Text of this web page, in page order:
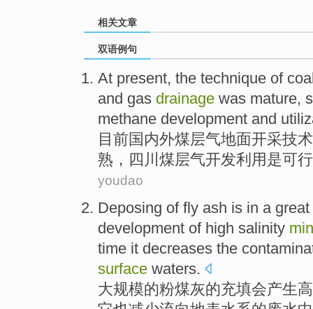
相关文章
双语例句
At present, the technique of
and gas drainage was mature,
methane development and
目前国内外煤层气地面开采技术
熟，四川煤层气开发利用 是可行
youdao
Deposing offly ash is in a
development of high salinity
time it decreases the
surface waters.
大规模的粉煤灰的充填会产生高